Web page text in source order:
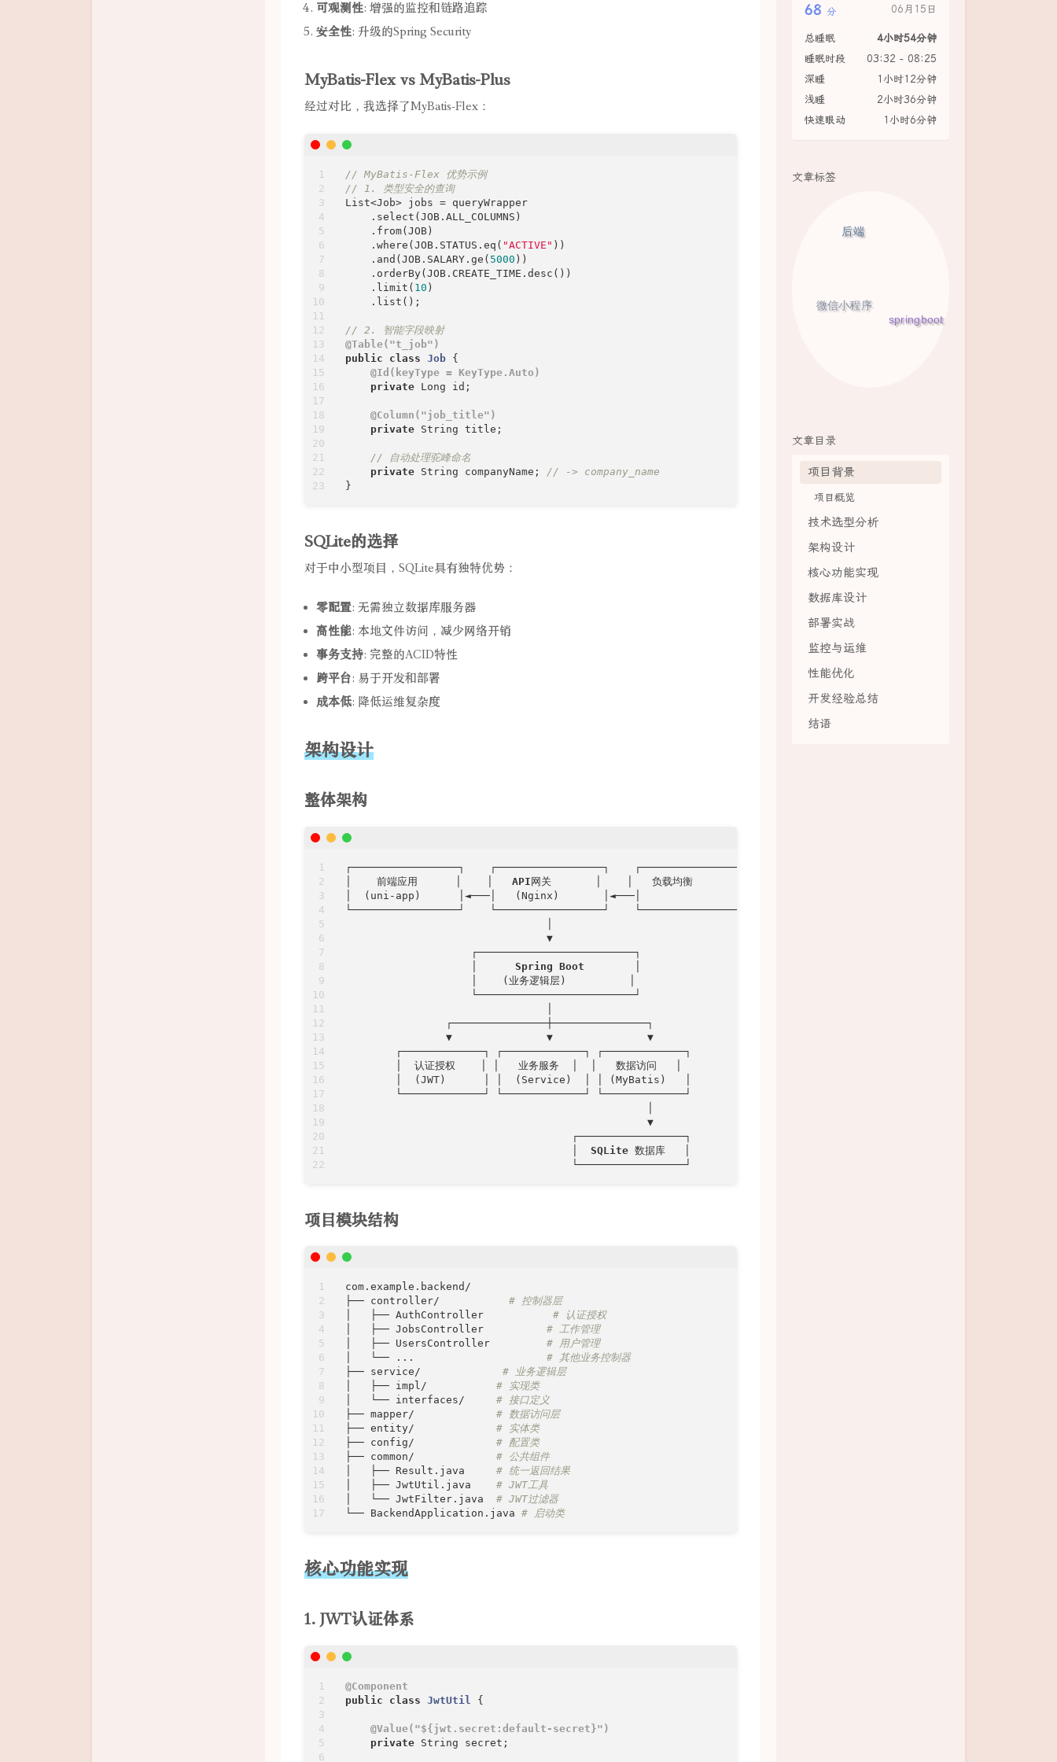
可观测性: 增强的监控和链路追踪
安全性: 升级的Spring Security
MyBatis-Flex vs MyBatis-Plus
经过对比，我选择了MyBatis-Flex：
// MyBatis-Flex 优势示例
// 1. 类型安全的查询
List<Job> jobs = queryWrapper
    .select(JOB.ALL_COLUMNS)
    .from(JOB)
    .where(JOB.STATUS.eq(
"ACTIVE" ))
    .and(JOB.SALARY.ge(
5000 ))
    .orderBy(JOB.CREATE_TIME.desc())
    .limit(
10 )
    .list();
// 2. 智能字段映射
@Table("t_job")
public
class Job {
@Id(keyType = KeyType.Auto)
private Long id;
@Column("job_title")
private String title;
// 自动处理驼峰命名
private String companyName; // -> company_name
}
SQLite的选择
对于中小型项目，SQLite具有独特优势：
零配置: 无需独立数据库服务器
高性能: 本地文件访问，减少网络开销
事务支持: 完整的ACID特性
跨平台: 易于开发和部署
成本低: 降低运维复杂度
架构设计
整体架构
┌─────────────────┐    ┌─────────────────┐    ┌─────────────────┐
│    前端应用      │    │ API网关       │    │   负载均衡       │
│  (uni-app)      │◄───│   (Nginx)       │◄───│                 │
└─────────────────┘    └─────────────────┘    └─────────────────┘
                                ▼
                    ┌─────────────────────────┐
Spring Boot
                    │    (业务逻辑层)          │
                    └─────────────────────────┘
                ┌───────────────┼───────────────┐
                ▼               ▼               ▼
        ┌─────────────┐ ┌─────────────┐ ┌─────────────┐
        │  认证授权    │ │   业务服务  │  │   数据访问   │
        │  (JWT)      │ │  (Service)  │ │ (MyBatis)   │
        └─────────────┘ └─────────────┘ └─────────────┘
                                                ▼
                                    ┌─────────────────┐
SQLite 数据库   │
                                    └─────────────────┘
项目模块结构
com.example.backend/
├── controller/ # 控制器层
│   ├── AuthController # 认证授权
│   ├── JobsController # 工作管理
│   ├── UsersController # 用户管理
│   └── ... # 其他业务控制器
├── service/ # 业务逻辑层
│   ├── impl/ # 实现类
│   └── interfaces/ # 接口定义
├── mapper/ # 数据访问层
├── entity/ # 实体类
├── config/ # 配置类
├── common/ # 公共组件
│   ├── Result.java # 统一返回结果
│   ├── JwtUtil.java # JWT工具
│   └── JwtFilter.java # JWT过滤器
└── BackendApplication.java # 启动类
核心功能实现
1. JWT认证体系
@Component
public
class JwtUtil {
@Value("${jwt.secret:default-secret}")
private String secret;
68 分 06月15日
总睡眠
4小时54分钟
睡眠时段
03:32 - 08:25
深睡
1小时12分钟
浅睡
2小时36分钟
快速眼动
1小时6分钟
文章标签
后端
微信小程序
springboot
文章目录
项目背景
项目概览
技术选型分析
架构设计
核心功能实现
数据库设计
部署实战
监控与运维
性能优化
开发经验总结
结语